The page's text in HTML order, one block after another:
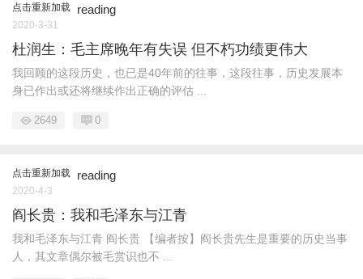
点击重新加载 reading
2020-3-31
杜润生：毛主席晚年有失误 但不朽功绩更伟大
我回顾的这段历史，也已是40年前的往事，这段往事，历史发展本
身已作出或还将继续作出正确的评估 ...
2649 0
点击重新加载 reading
2020-4-3
阎长贵：我和毛泽东与江青
我和毛泽东与江青 阎长贵 【编者按】阎长贵先生是重要的历史当事
人，其文章偶尔被毛赏识也不 ...